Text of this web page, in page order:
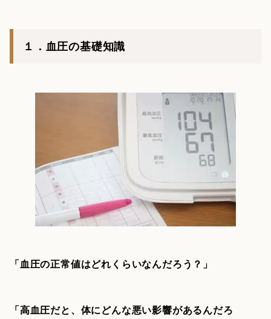
１．血圧の基礎知識
「血圧の正常値はどれくらいなんだろう？」
「高血圧だと、体にどんな悪い影響があるんだろ